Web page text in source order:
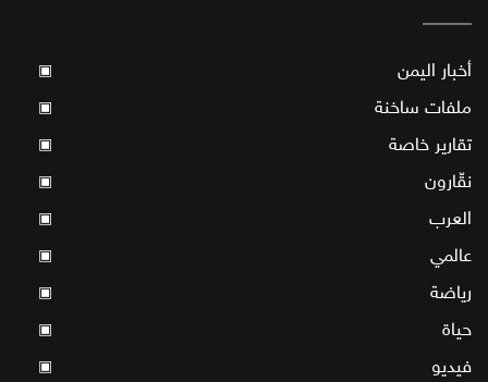
أخبار اليمن ▣
ملفات ساخنة ▣
تقارير خاصة ▣
نقّارون ▣
العرب ▣
عالمي ▣
رياضة ▣
حياة ▣
فيديو ▣